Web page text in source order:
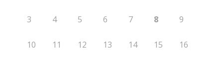
3 4 5 6 7 8 9
10 11 12 13 14 15 16